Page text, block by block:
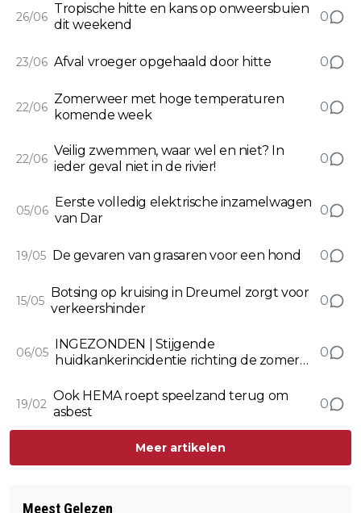
26/06
Tropische hitte en kans op onweersbuien
dit weekend
0
23/06 Afval vroeger opgehaald door hitte 0
22/06
Zomerweer met hoge temperaturen
komende week
0
22/06
Veilig zwemmen, waar wel en niet? In
ieder geval niet in de rivier!
0
05/06
Eerste volledig elektrische inzamelwagen
van Dar
0
19/05 De gevaren van grasaren voor een hond 0
15/05
Botsing op kruising in Dreumel zorgt voor
verkeershinder
0
06/05
INGEZONDEN | Stijgende
huidkankerincidentie richting de zomer
dermatologische zorg in Druten
0
19/02
Ook HEMA roept speelzand terug om
asbest
0
Meer artikelen
Meest Gelezen